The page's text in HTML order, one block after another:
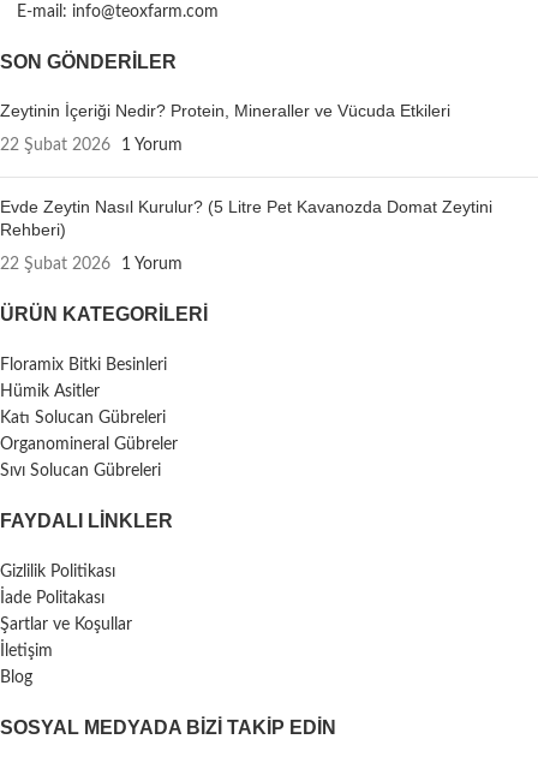
Zeytin ağaçlarının daha sağlıklı ve
tasarlanan AgroPlus Olive, çiftçilere
besin, ağaçların ihtiyaç duyduğu temel
destekler. Hem toprak kalitesini hem
de zeytin ağacının dayanıklılığını
artırarak, ürün elde ederken
karşılaşılabilecek zorluklara karşı
E-mail: info@teoxfarm.com
SON GÖNDERILER
Zeytinin İçeriği Nedir? Protein, Mineraller ve Vücuda Etkileri
22 Şubat 2026 1 Yorum
Evde Zeytin Nasıl Kurulur? (5 Litre Pet Kavanozda Domat Zeytini
Rehberi)
22 Şubat 2026 1 Yorum
ÜRÜN KATEGORILERI
Floramix Bitki Besinleri
Hümik Asitler
Katı Solucan Gübreleri
Organomineral Gübreler
Sıvı Solucan Gübreleri
FAYDALI LİNKLER
Gizlilik Politikası
İade Politakası
Şartlar ve Koşullar
İletişim
Blog
SOSYAL MEDYADA BIZI TAKIP EDIN